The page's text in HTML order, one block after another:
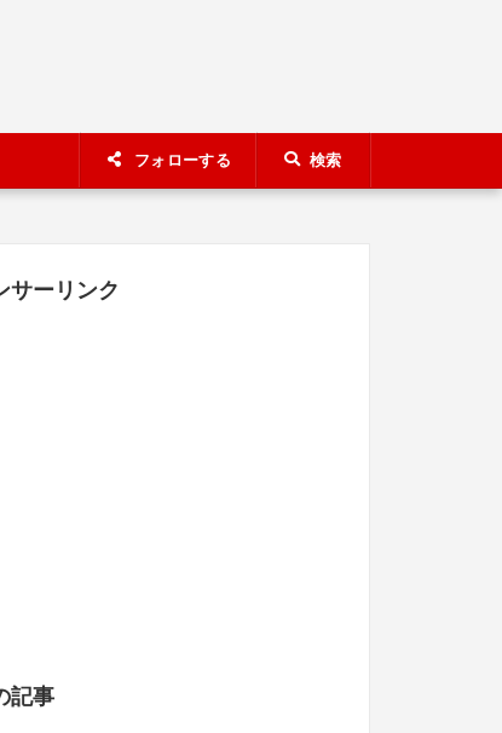
フォローする 検索
サーリンク
記事